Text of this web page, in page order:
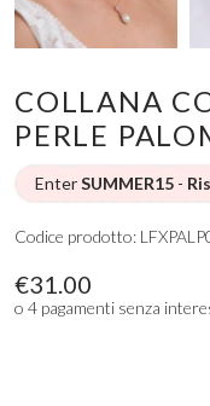
COLLANA
PERLE
EnterSUMMER15 -
€31.00
o 4 pagamenti senza
Codice prodotto: